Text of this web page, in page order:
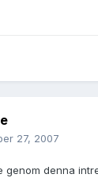
27, 2007
genom denna